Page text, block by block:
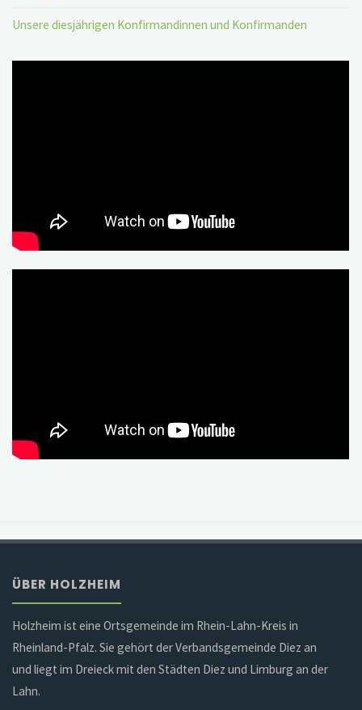
Unsere diesjährigen Konfirmandinnen und Konfirmanden
ÜBER HOLZHEIM
Holzheim ist eine Ortsgemeinde im Rhein-Lahn-Kreis in
Rheinland-Pfalz. Sie gehört der Verbandsgemeinde Diez an
und liegt im Dreieck mit den Städten Diez und Limburg an der
Lahn.